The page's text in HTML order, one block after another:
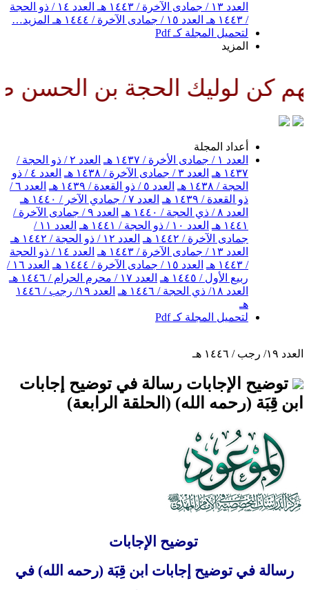
العدد ١٣ / جمادى الآخرة / ١٤٤٣ هـ
العدد ١٤ / ذو الحجة
/ ١٤٤٣ هـ
العدد ١٥ / جمادى الآخرة / ١٤٤٤ هـ
المزيد…
لتحميل المجلة كـ Pdf
المزيد
الحجة بن الحسن صلواتك
أعداد المجلة
العدد ١ / جمادى الأخرة / ١٤٣٧ هـ
العدد ٢ / ذو الحجة /
١٤٣٧ هـ
العدد ٣ / جمادى الآخرة / ١٤٣٨ هـ
العدد ٤ / ذو
الحجة / ١٤٣٨ هـ
العدد ٥ / ذو القعدة / ١٤٣٩ هـ
العدد ٦ /
ذو القعدة / ١٤٣٩ هـ
العدد ٧ / جمادي الآخر / ١٤٤٠ هـ
العدد ٨ / ذي الحجة / ١٤٤٠ هـ
العدد ٩ / جمادى الآخرة /
١٤٤١ هـ
العدد ١٠ / ذو الحجة / ١٤٤١ هـ
العدد ١١ /
جمادى الآخرة / ١٤٤٢ هـ
العدد ١٢ / ذو الحجة / ١٤٤٢ هـ
العدد ١٣ / جمادى الآخرة / ١٤٤٣ هـ
العدد ١٤ / ذو الحجة
/ ١٤٤٣ هـ
العدد ١٥ / جمادى الآخرة / ١٤٤٤ هـ
العدد ١٦ /
ربيع الأول / ١٤٤٥ هـ
العدد ١٧ / محرم الحرام / ١٤٤٦ هـ
العدد ١٨/ ذي الحجة / ١٤٤٦ هـ
العدد ١٩/ رجب / ١٤٤٦
هـ
لتحميل المجلة كـ Pdf
العدد ١٩/ رجب / ١٤٤٦ هـ
توضيح الإجابات رسالة في توضيح إجابات
ابن قِبَة (رحمه الله) (الحلقة الرابعة)
توضيح الإجابات
رسالة في توضيح إجابات ابن قِبَة (رحمه الله) في